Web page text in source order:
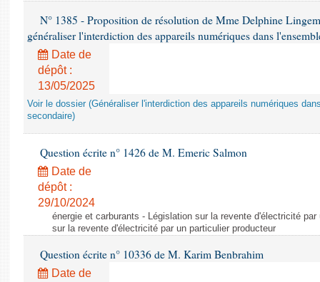
N° 1385 - Proposition de résolution de Mme Delphine
généraliser l'interdiction des appareils numériques dans
Date de
dépôt :
13/05/2025
Voir le dossier (Généraliser l'interdiction des appareils numériques
secondaire)
Question écrite n° 1426 de M. Emeric Salmon
Date de
dépôt :
29/10/2024
énergie et carburants - Législation sur la revente d'électricité
sur la revente d'électricité par un particulier producteur
Question écrite n° 10336 de M. Karim Benbrahim
Date de